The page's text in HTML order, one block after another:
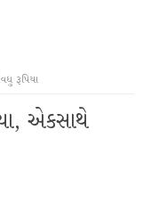
રૂપિયા
એકસાથે